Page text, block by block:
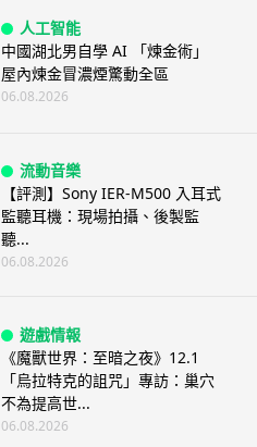
人工智能
中國湖北男自學 AI 「煉金術」
屋內煉金冒濃煙驚動全區
06.08.2026
流動音樂
【評測】Sony IER-M500 入耳式
監聽耳機：現場拍攝、後製監
聽...
06.08.2026
遊戲情報
《魔獸世界：至暗之夜》12.1
「烏拉特克的詛咒」專訪：巢穴
不為提高世...
06.08.2026